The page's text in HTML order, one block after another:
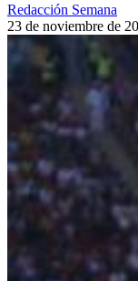
Redacción Semana
23 de noviembre de